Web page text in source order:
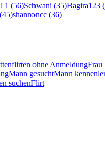
1 (56)Schwani (35)Bagira123
shannoncc (36)
flirten ohne AnmeldungFrau
Mann gesuchtMann
suchenFlirt